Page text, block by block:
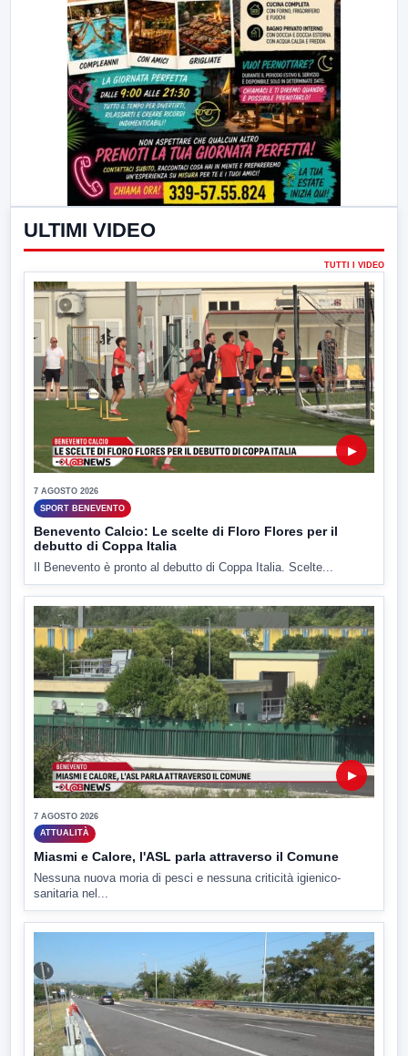
ULTIMI VIDEO
TUTTI I VIDEO
▶
7 AGOSTO 2026
SPORT BENEVENTO
Benevento Calcio: Le scelte di Floro Flores per il
debutto di Coppa Italia
Il Benevento è pronto al debutto di Coppa Italia. Scelte...
▶
7 AGOSTO 2026
ATTUALITÀ
Miasmi e Calore, l'ASL parla attraverso il Comune
Nessuna nuova moria di pesci e nessuna criticità igienico-
sanitaria nel...